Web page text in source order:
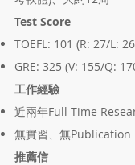
Test Score
TOEFL: 101 (R: 27/L:
GRE: 325 (V: 155/Q:
工作經驗
近兩年Full Time
無實習、無Publication
推薦信